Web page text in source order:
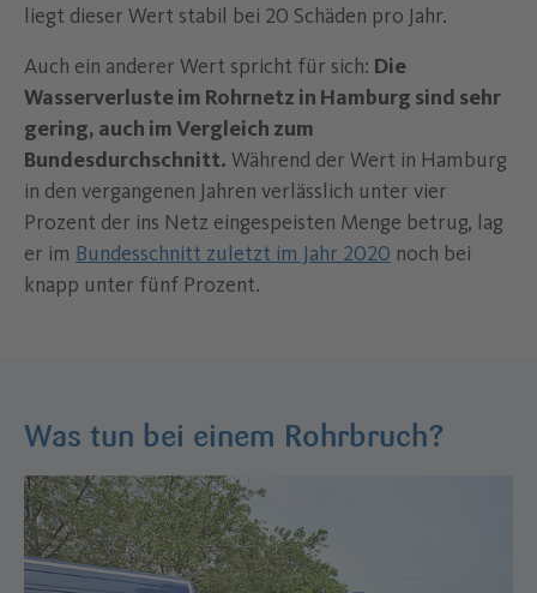
liegt dieser Wert stabil bei 20 Schäden pro Jahr.
Auch ein anderer Wert spricht für sich: Die
Wasserverluste im Rohrnetz in Hamburg sind sehr
gering, auch im Vergleich zum
Bundesdurchschnitt. Während der Wert in Hamburg
in den vergangenen Jahren verlässlich unter vier
Prozent der ins Netz eingespeisten Menge betrug, lag
er im Bundesschnitt zuletzt im Jahr 2020 noch bei
knapp unter fünf Prozent.
Was tun bei einem Rohrbruch?